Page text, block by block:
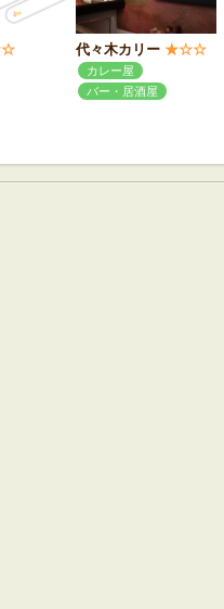
代々木カリー ★☆☆
カレー屋
バー・居酒屋